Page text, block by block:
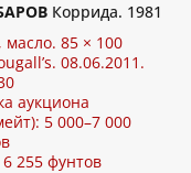
Коррида. 1981
масло. 85 × 100
08.06.2011.
аукциона
5 000–7 000
255 фунтов